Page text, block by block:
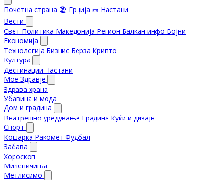
Почетна страна 🏖️ Грција 🎫 Настани
Вести
Свет Политика Македонија Регион Балкан инфо Војни
Економија
Технологија Бизнис Берза Крипто
Култура
Дестинации Настани
Мое Здравје
Здрава храна
Убавина и мода
Дом и градина
Внатрешно уредување Градина Куќи и дизајн
Спорт
Кошарка Ракомет Фудбал
Забава
Хороскоп
Миленичиња
Метлисимо